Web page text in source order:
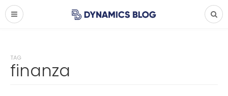
TAG
finanza